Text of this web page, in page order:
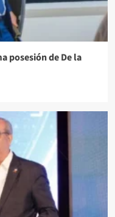
posesión de De la